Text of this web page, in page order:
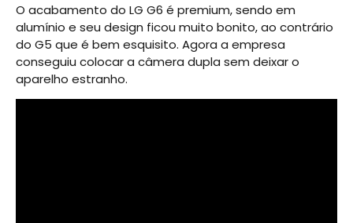
O acabamento do LG G6 é premium, sendo em
alumínio e seu design ficou muito bonito, ao contrário
do G5 que é bem esquisito. Agora a empresa
conseguiu colocar a câmera dupla sem deixar o
aparelho estranho.